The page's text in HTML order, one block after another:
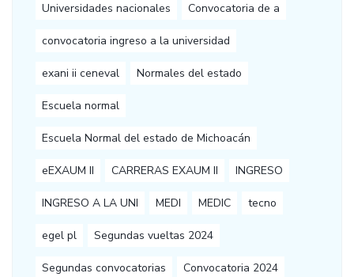
Universidades nacionales Convocatoria de a
convocatoria ingreso a la universidad
exani ii ceneval Normales del estado
Escuela normal
Escuela Normal del estado de Michoacán
eEXAUM II CARRERAS EXAUM II INGRESO
INGRESO A LA UNI MEDI MEDIC tecno
egel pl Segundas vueltas 2024
Segundas convocatorias Convocatoria 2024